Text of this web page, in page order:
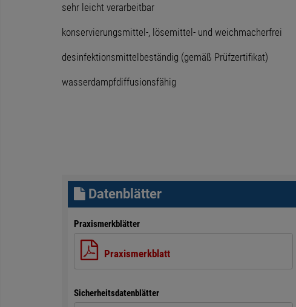
sehr leicht verarbeitbar
konservierungsmittel-, lösemittel- und weichmacherfrei
desinfektionsmittelbeständig (gemäß Prüfzertifikat)
wasserdampfdiffusionsfähig
Datenblätter
Praxismerkblätter
Praxismerkblatt
Sicherheitsdatenblätter